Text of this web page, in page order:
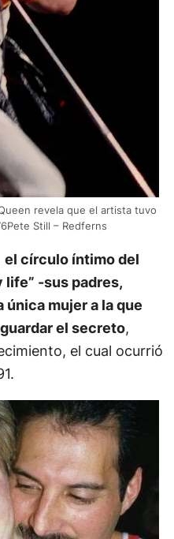
revela que el artista tuvo
Still – Redferns
el círculo íntimo del
life” -sus padres,
única mujer a la que
el secreto,
el cual ocurrió